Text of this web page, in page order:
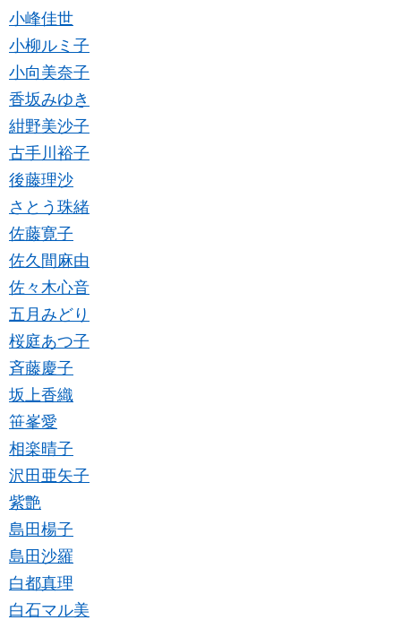
小峰佳世
小柳ルミ子
小向美奈子
香坂みゆき
紺野美沙子
古手川裕子
後藤理沙
さとう珠緒
佐藤寛子
佐久間麻由
佐々木心音
五月みどり
桜庭あつ子
斉藤慶子
坂上香織
笹峯愛
相楽晴子
沢田亜矢子
紫艶
島田楊子
島田沙羅
白都真理
白石マル美